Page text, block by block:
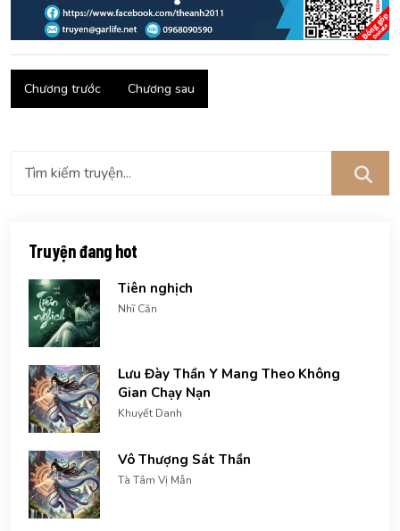
Chương trước Chương sau
Truyện đang hot
Tiên nghịch
Nhĩ Căn
Lưu Đày Thần Y Mang Theo Không
Gian Chạy Nạn
Khuyết Danh
Vô Thượng Sát Thần
Tà Tâm Vị Mẫn